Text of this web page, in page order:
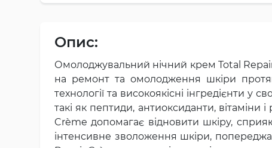
Опис:
Омолоджувальний нічний крем Total
на ремонт та омолодження шкіри
технології та високоякісні інгредієнти у
такі як пептиди, антиоксиданти,
Crème допомагає відновити шкіру,
інтенсивне зволоження шкіри,